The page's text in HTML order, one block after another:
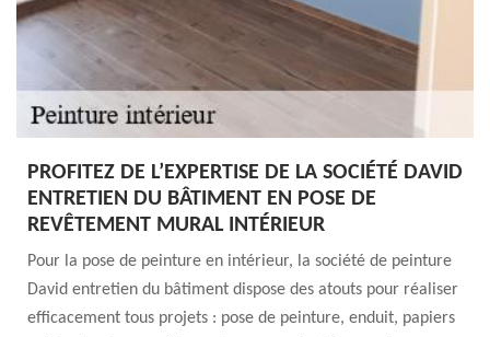
PROFITEZ DE L’EXPERTISE DE LA SOCIÉTÉ DAVID
ENTRETIEN DU BÂTIMENT EN POSE DE
REVÊTEMENT MURAL INTÉRIEUR
Pour la pose de peinture en intérieur, la société de peinture
David entretien du bâtiment dispose des atouts pour réaliser
efficacement tous projets : pose de peinture, enduit, papiers